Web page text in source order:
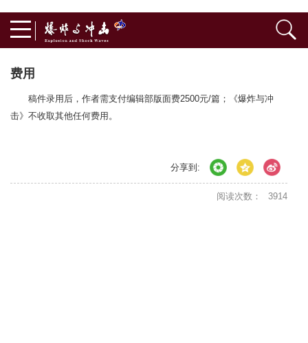
费用
稿件录用后，作者需支付编辑部版面费2500元/篇；《爆炸与冲
击》不收取其他任何费用。
分享到:
阅读次数： 3914